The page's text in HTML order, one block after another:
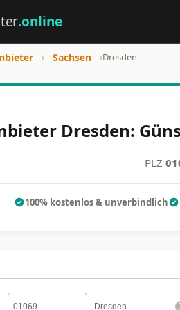
.online
› Sachsen ›Dresden
Dresden:
PLZ
100% kostenlos & unverbindlich